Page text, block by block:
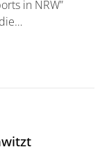
in NRW”
in